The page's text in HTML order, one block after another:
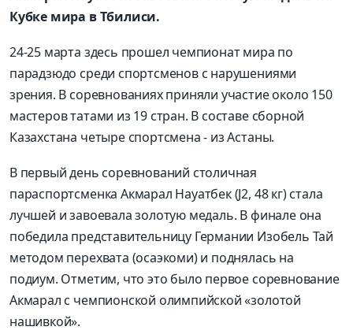
Кубке мира в Тбилиси.
24-25 марта здесь прошел чемпионат мира по
парадзюдо среди спортсменов с нарушениями
зрения. В соревнованиях приняли участие около 150
мастеров татами из 19 стран. В составе сборной
Казахстана четыре спортсмена - из Астаны.
В первый день соревнований столичная
параспортсменка Акмарал Науатбек (J2, 48 кг) стала
лучшей и завоевала золотую медаль. В финале она
победила представительницу Германии Изобель Тай
методом перехвата (осаэкоми) и поднялась на
подиум. Отметим, что это было первое соревнование
Акмарал с чемпионской олимпийской «золотой
нашивкой».